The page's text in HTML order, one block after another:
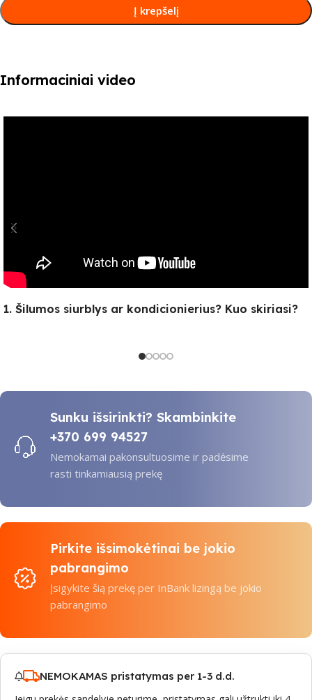
Į krepšelį
Informaciniai video
1. Šilumos siurblys ar kondicionierius? Kuo skiriasi?
Sunku išsirinkti? Skambinkite
+370 699 94527
Nemokamai pakonsultuosime ir padėsime
rasti tinkamiausią prekę
Pirkite išsimokėtinai be jokio
pabrangimo
Įsigykite šią prekę per InBank lizingą be jokio
pabrangimo
NEMOKAMAS pristatymas per 1-3 d.d.